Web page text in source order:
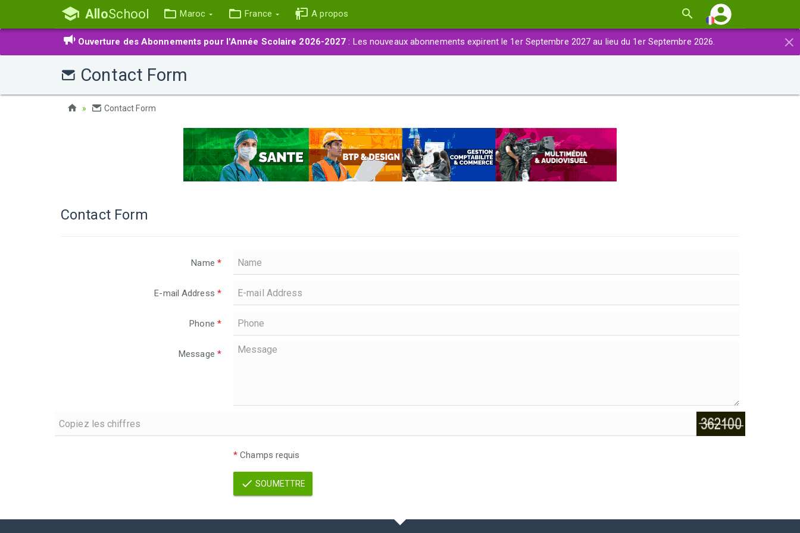
AlloSchool Maroc France A propos
×
Ouverture des Abonnements pour l'Année Scolaire 2026-2027 : Les nouveaux abonnements expirent le 1er Septembre 2027 au lieu du 1er Septembre 2026.
Contact Form
Contact Form
Contact Form
Name *
E-mail Address *
Phone *
Message *
* Champs requis
SOUMETTRE